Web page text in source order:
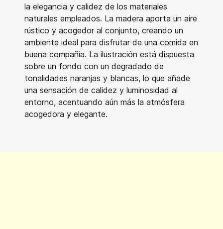
la elegancia y calidez de los materiales
naturales empleados. La madera aporta un aire
rústico y acogedor al conjunto, creando un
ambiente ideal para disfrutar de una comida en
buena compañía. La ilustración está dispuesta
sobre un fondo con un degradado de
tonalidades naranjas y blancas, lo que añade
una sensación de calidez y luminosidad al
entorno, acentuando aún más la atmósfera
acogedora y elegante.